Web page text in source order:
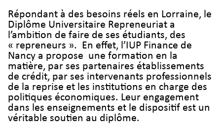
Répondant à des besoins réels en Lorraine, le
Diplôme Universitaire Repreneuriat a
l’ambition de faire de ses étudiants, des
« repreneurs ». En effet, l’IUP Finance de
Nancy a propose une formation en la
matière, par ses partenaires établissements
de crédit, par ses intervenants professionnels
de la reprise et les institutions en charge des
politiques économiques. Leur engagement
dans les enseignements et le dispositif est un
véritable soutien au diplôme.